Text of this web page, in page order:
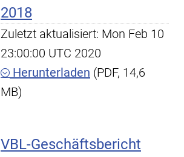
2018
Zuletzt aktualisiert: Mon Feb 10
23:00:00 UTC 2020
Herunterladen (PDF, 14,6
MB)
VBL-Geschäftsbericht